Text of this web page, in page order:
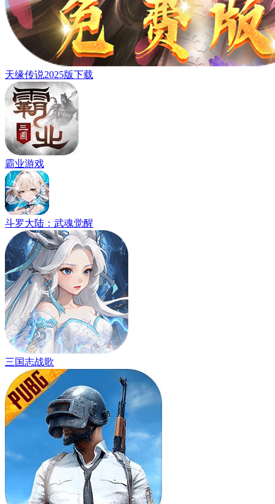
天缘传说2025版下载
霸业游戏
斗罗大陆：武魂觉醒
三国志战歌